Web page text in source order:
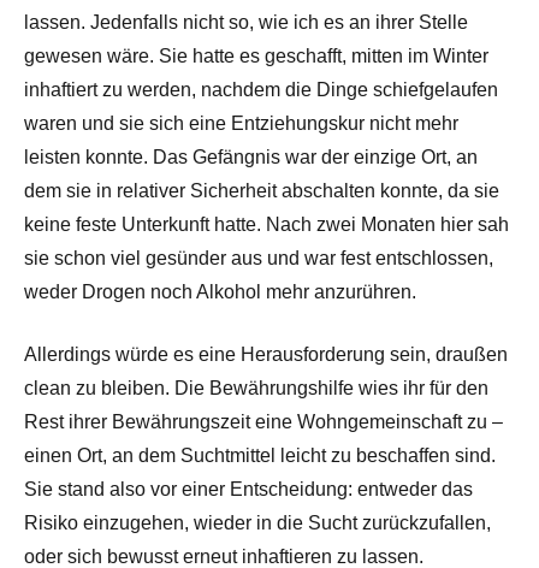
lassen. Jedenfalls nicht so, wie ich es an ihrer Stelle
gewesen wäre. Sie hatte es geschafft, mitten im Winter
inhaftiert zu werden, nachdem die Dinge schiefgelaufen
waren und sie sich eine Entziehungskur nicht mehr
leisten konnte. Das Gefängnis war der einzige Ort, an
dem sie in relativer Sicherheit abschalten konnte, da sie
keine feste Unterkunft hatte. Nach zwei Monaten hier sah
sie schon viel gesünder aus und war fest entschlossen,
weder Drogen noch Alkohol mehr anzurühren.
Allerdings würde es eine Herausforderung sein, draußen
clean zu bleiben. Die Bewährungshilfe wies ihr für den
Rest ihrer Bewährungszeit eine Wohngemeinschaft zu –
einen Ort, an dem Suchtmittel leicht zu beschaffen sind.
Sie stand also vor einer Entscheidung: entweder das
Risiko einzugehen, wieder in die Sucht zurückzufallen,
oder sich bewusst erneut inhaftieren zu lassen.